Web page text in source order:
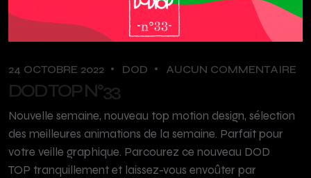
24 OCTOBRE 2022 DOD AUCUN COMMENTAIRE
DOD TOP N°33
Nouvelle semaine, nouveau top motion design, sélection
des meilleures animations de la semaine. Parfait pour
votre veille graphique. Parcourez ce nouveau DOD
TOP tranquillement et laissez-vous envoûter par